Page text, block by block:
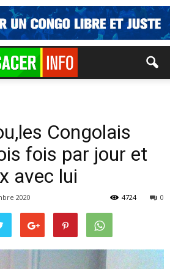
Congolais
fois par jour et
avec lui
2020 0
4724